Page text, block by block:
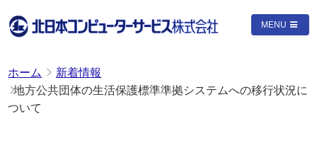
MENU
ホーム
新着情報
地方公共団体の生活保護標準準拠システムへの移行状況に
ついて